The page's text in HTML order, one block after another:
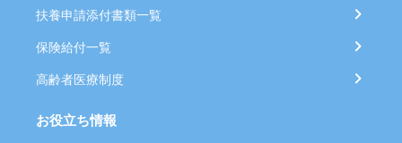
扶養申請添付書類一覧
保険給付一覧
高齢者医療制度
お役立ち情報